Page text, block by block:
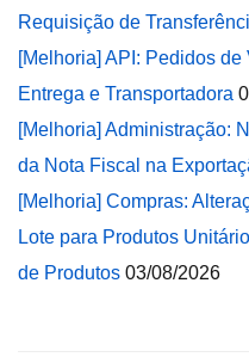
Requisição de
[Melhoria] API: Pedidos
Entrega e Transportadora
[Melhoria] Administração:
da Nota Fiscal na
[Melhoria] Compras:
Lote para Produtos
de Produtos 03/08/2026